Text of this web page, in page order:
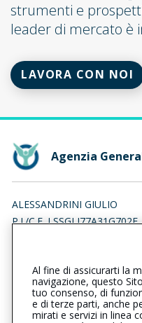
strumenti e
leader di mercato è
LAVORA CON NOI
Agenzia
ALESSANDRINI GIULIO
P.I./C.F. LSSGLI77A31G702E
050554051
Al fine di assicurarti la
navigazione, questo
tuo consenso, di
e di terze parti, anche
mirati e servizi in linea